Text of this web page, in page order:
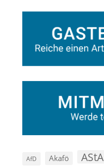
AfD Akafö AStA